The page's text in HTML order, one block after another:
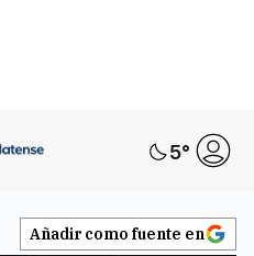
5°
Añadir como fuente en